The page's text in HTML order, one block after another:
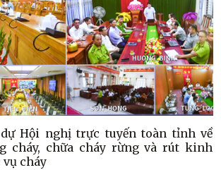
Hội nghị trực tuyến toàn tỉnh về
cháy, chữa cháy rừng và rút kinh
vụ cháy